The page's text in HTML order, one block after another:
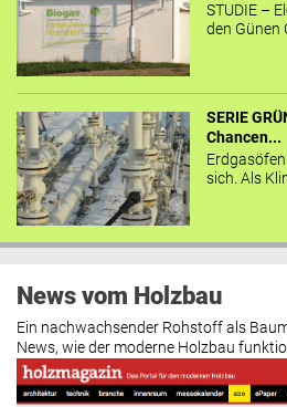
STUDIE –
den Günen
SERIE
Chancen...
sich. Als
News vom Holzbau
Ein nachwachsender Rohstoff als
News, wie der moderne Holzbau